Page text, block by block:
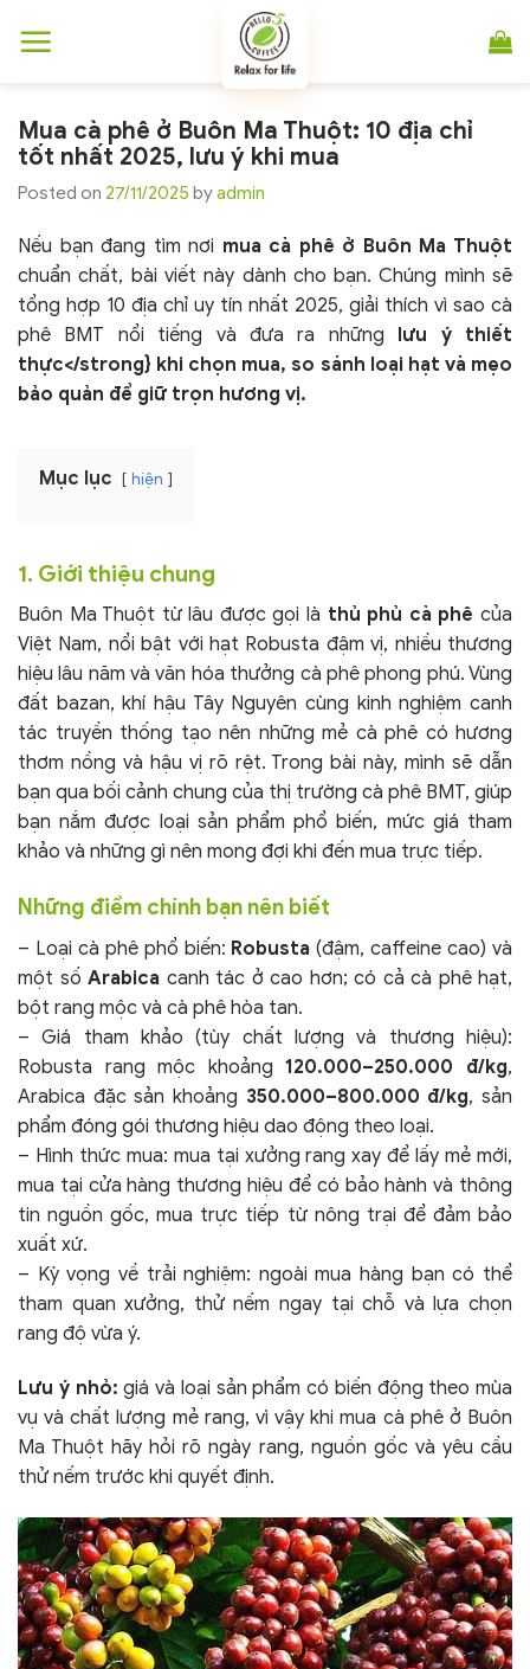
đến
Mua cà phê ở Buôn Ma Thuột: 10 địa chỉ
tốt nhất 2025, lưu ý khi mua
Posted on 27/11/2025 byadmin
Nếu bạn đang tìm nơi mua cà phê ở Buôn Ma Thuột
chuẩn chất, bài viết này dành cho bạn. Chúng mình sẽ
tổng hợp 10 địa chỉ uy tín nhất 2025, giải thích vì sao cà
phê BMT nổi tiếng và đưa ra những lưu ý thiết
thực</strong} khi chọn mua, so sánh loại hạt và mẹo
bảo quản để giữ trọn hương vị.
Mục lục hiện
1. Giới thiệu chung
Buôn Ma Thuột từ lâu được gọi là thủ phủ cà phê của
Việt Nam, nổi bật với hạt Robusta đậm vị, nhiều thương
hiệu lâu năm và văn hóa thưởng cà phê phong phú. Vùng
đất bazan, khí hậu Tây Nguyên cùng kinh nghiệm canh
tác truyền thống tạo nên những mẻ cà phê có hương
thơm nồng và hậu vị rõ rệt. Trong bài này, mình sẽ dẫn
bạn qua bối cảnh chung của thị trường cà phê BMT, giúp
bạn nắm được loại sản phẩm phổ biến, mức giá tham
khảo và những gì nên mong đợi khi đến mua trực tiếp.
Những điểm chính bạn nên biết
– Loại cà phê phổ biến: Robusta (đậm, caffeine cao) và
một số Arabica canh tác ở cao hơn; có cả cà phê hạt,
bột rang mộc và cà phê hòa tan.
– Giá tham khảo (tùy chất lượng và thương hiệu):
Robusta rang mộc khoảng120.000–250.000 đ/kg,
Arabica đặc sản khoảng 350.000–800.000 đ/kg, sản
phẩm đóng gói thương hiệu dao động theo loại.
– Hình thức mua: mua tại xưởng rang xay để lấy mẻ mới,
mua tại cửa hàng thương hiệu để có bảo hành và thông
tin nguồn gốc, mua trực tiếp từ nông trại để đảm bảo
xuất xứ.
– Kỳ vọng về trải nghiệm: ngoài mua hàng bạn có thể
tham quan xưởng, thử nếm ngay tại chỗ và lựa chọn
rang độ vừa ý.
Lưu ý nhỏ: giá và loại sản phẩm có biến động theo mùa
vụ và chất lượng mẻ rang, vì vậy khi mua cà phê ở Buôn
Ma Thuột hãy hỏi rõ ngày rang, nguồn gốc và yêu cầu
thử nếm trước khi quyết định.